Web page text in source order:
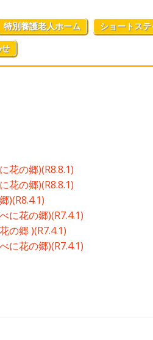
特別養護老人ホーム ショートステ
花の郷)(R8.8.1)
花の郷)(R8.8.1)
)(R8.4.1)
に花の郷)(R7.4.1)
の郷 )(R7.4.1)
に花の郷)(R7.4.1)